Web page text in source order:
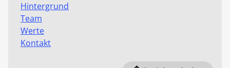
Hintergrund
Team
Werte
Kontakt